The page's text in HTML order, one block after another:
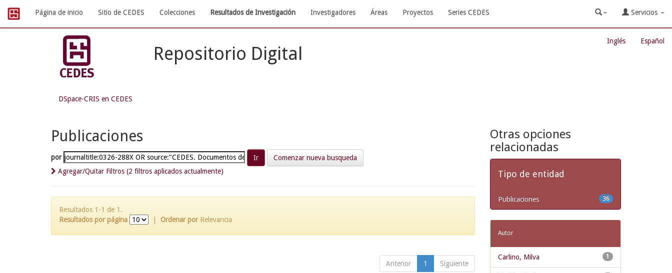
navigation
Página de inicio Sitio de CEDES Colecciones Resultados de Investigación Investigadores Áreas Proyectos Series CEDES Servicios
Inglés Español
Repositorio Digital
DSpace-CRIS en CEDES
Publicaciones
por
Comenzar nueva busqueda
Agregar/Quitar Filtros (2 filtros aplicados actualmente)
Resultados 1-1 de 1.
Resultados por página
Ordenar por Relevancia
Anterior 1 Siguiente
Otras opciones
relacionadas
Tipo de entidad
36
Publicaciones
Autor
1
Carlino, Milva